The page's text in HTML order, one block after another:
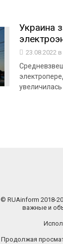
Украина
23.08.2022
© RUAinform 2018-
важные и
Продолжая